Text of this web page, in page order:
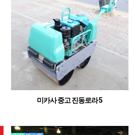
미카사 중고 진동로라 5